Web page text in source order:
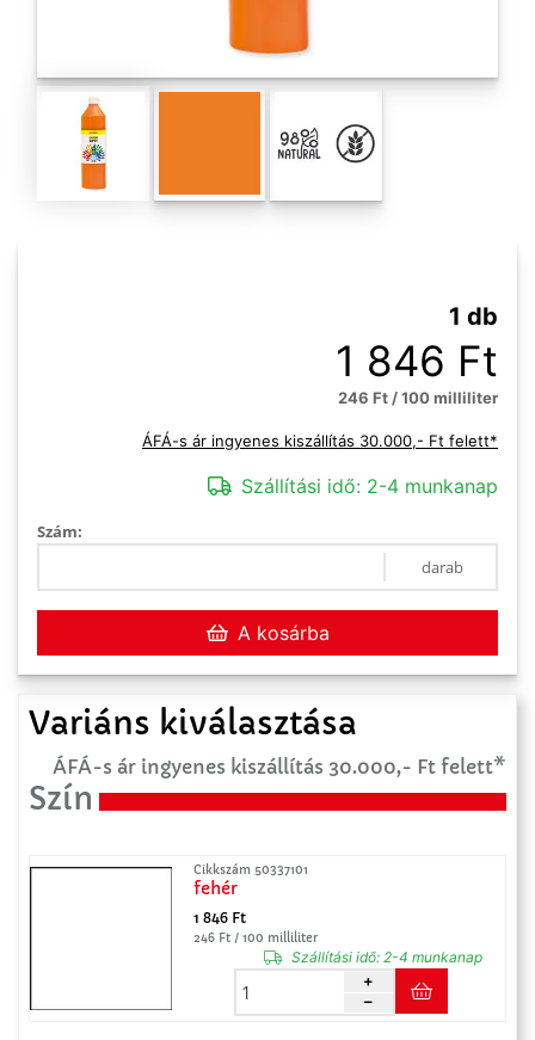
1 db
1 846 Ft
246 Ft / 100 milliliter
ÁFÁ-s ár ingyenes kiszállítás 30.000,- Ft felett*
Szállítási idő: 2-4 munkanap
Szám:
darab
A kosárba
Variáns kiválasztása
ÁFÁ-s ár ingyenes kiszállítás 30.000,- Ft felett*
Szín
Cikkszám 50337101
fehér
1 846 Ft
246 Ft / 100 milliliter
Szállítási idő:2-4 munkanap